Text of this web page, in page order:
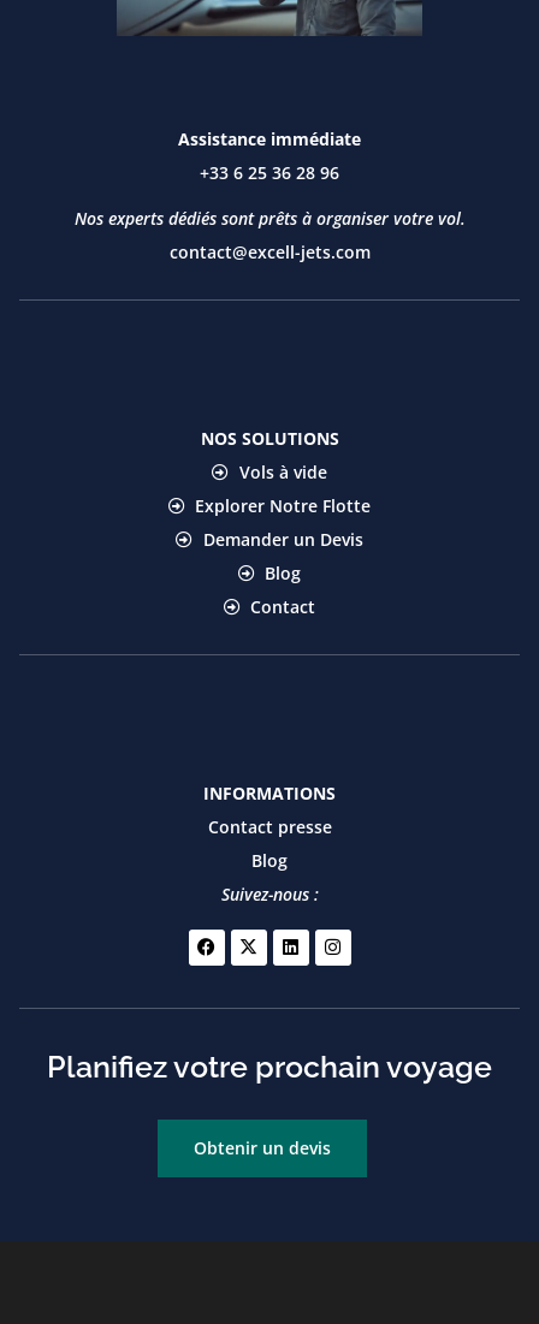
Assistance immédiate
+33 6 25 36 28 96
Nos experts dédiés sont prêts à organiser votre vol.
contact@excell-jets.com
NOS SOLUTIONS
Vols à vide
Explorer Notre Flotte
Demander un Devis
Blog
Contact
INFORMATIONS
Contact presse
Blog
Suivez-nous :
F
a
c
b
k
X
-
t
i
e
L
i
n
e
n
I
n
s
a
a
m
Planifiez votre prochain voyage
Obtenir un devis